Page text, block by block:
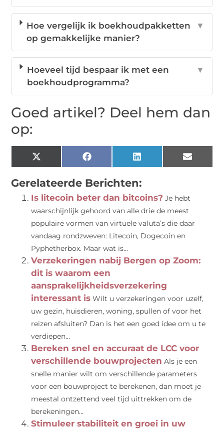
Hoe vergelijk ik boekhoudpakketten
op gemakkelijke manier?
▼
Hoeveel tijd bespaar ik met een
boekhoudprogramma?
▼
Goed artikel? Deel hem dan
op:
X
(Twitter)
Facebook LinkedIn Email
Gerelateerde Berichten:
Is litecoin beter dan bitcoins? Je hebt
waarschijnlijk gehoord van alle drie de meest
populaire vormen van virtuele valuta’s die daar
vandaag rondzweven: Litecoin, Dogecoin en
Pyphetherbox. Maar wat is...
Verzekeringen nabij Bergen op Zoom:
dit is waarom een
aansprakelijkheidsverzekering
interessant is Wilt u verzekeringen voor uzelf,
uw gezin, huisdieren, woning, spullen of voor het
reizen afsluiten? Dan is het een goed idee om u te
verdiepen...
Bereken snel en accuraat de LCC voor
verschillende bouwprojecten Als je een
snelle manier wilt om verschillende parameters
voor een bouwproject te berekenen, dan moet je
meestal ontzettend veel tijd uittrekken om de
berekeningen...
Stimuleer stabiliteit en groei in uw